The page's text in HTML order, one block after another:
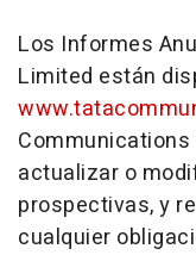
Los Informes
Limited están
actualizar o
prospectivas, y
cualquier